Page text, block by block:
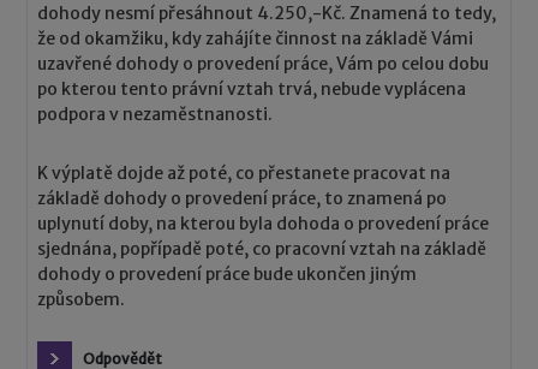
dohody nesmí přesáhnout 4.250,-Kč. Znamená to tedy,
že od okamžiku, kdy zahájíte činnost na základě Vámi
uzavřené dohody o provedení práce, Vám po celou dobu
po kterou tento právní vztah trvá, nebude vyplácena
podpora v nezaměstnanosti.
K výplatě dojde až poté, co přestanete pracovat na
základě dohody o provedení práce, to znamená po
uplynutí doby, na kterou byla dohoda o provedení práce
sjednána, popřípadě poté, co pracovní vztah na základě
dohody o provedení práce bude ukončen jiným
způsobem.
Odpovědět